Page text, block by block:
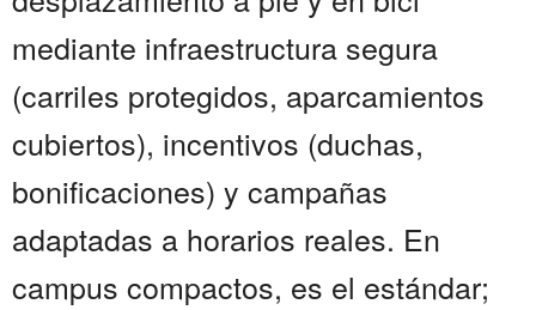
mediante infraestructura segura
(carriles protegidos, aparcamientos
cubiertos), incentivos (duchas,
bonificaciones) y campañas
adaptadas a horarios reales. En
campus compactos, es el estándar;